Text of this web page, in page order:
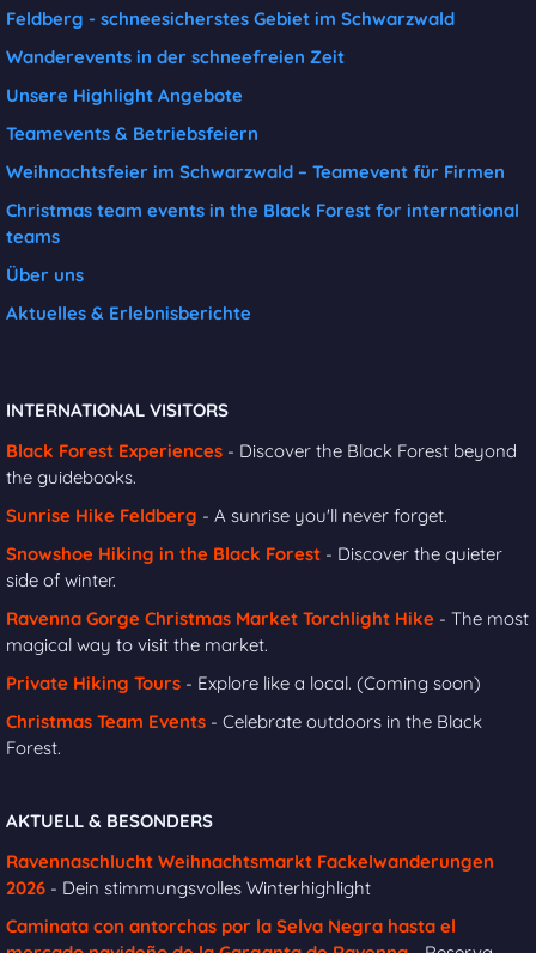
Feldberg - schneesicherstes Gebiet im Schwarzwald
Wanderevents in der schneefreien Zeit
Unsere Highlight Angebote
Teamevents & Betriebsfeiern
Weihnachtsfeier im Schwarzwald – Teamevent für Firmen
Christmas team events in the Black Forest for international
teams
Über uns
Aktuelles & Erlebnisberichte
INTERNATIONAL VISITORS
Black Forest Experiences - Discover the Black Forest beyond
the guidebooks.
Sunrise Hike Feldberg - A sunrise you'll never forget.
Snowshoe Hiking in the Black Forest - Discover the quieter
side of winter.
Ravenna Gorge Christmas Market Torchlight Hike - The most
magical way to visit the market.
Private Hiking Tours - Explore like a local. (Coming soon)
Christmas Team Events - Celebrate outdoors in the Black
Forest.
AKTUELL & BESONDERS
Ravennaschlucht Weihnachtsmarkt Fackelwanderungen
2026 - Dein stimmungsvolles Winterhighlight
Caminata con antorchas por la Selva Negra hasta el